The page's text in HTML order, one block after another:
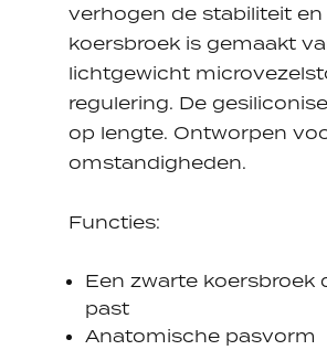
verhogen de stabiliteit
koersbroek is gemaakt
lichtgewicht
regulering. De
op lengte. Ontworpen
omstandigheden.
Functies:
Een zwarte koersbroek
past
Anatomische pasvorm